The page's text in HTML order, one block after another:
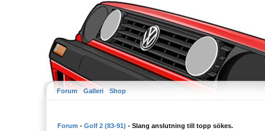
Forum Galleri Shop
Forum - Golf 2 (83-91) - Slang anslutning till topp sökes.